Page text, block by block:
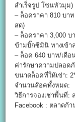
สำเร็จรูป โซนหัวมุม)
– ล็อคราคา 810 บา
สด)
– ล็อคราคา 3,000 บ
ข้ามบิ๊กซีมินิ ทางเข้า
– ล็อค 640 บาท/เดื
ค่ารักษาความปลอด
ขนาดล็อคที่ให้เช่า:
จำนวนล๊อคทั้งหมด:
วิธีการจองเช่าพื้นที่:
Facebook : ตลาดก้า